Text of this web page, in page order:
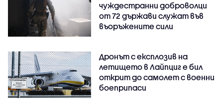
чуждестранни доброволци
от 72 държави служат във
въоръжените сили
Дронът с експлозив на
летището в Лайпциг е бил
открит до самолет с военни
боеприпаси